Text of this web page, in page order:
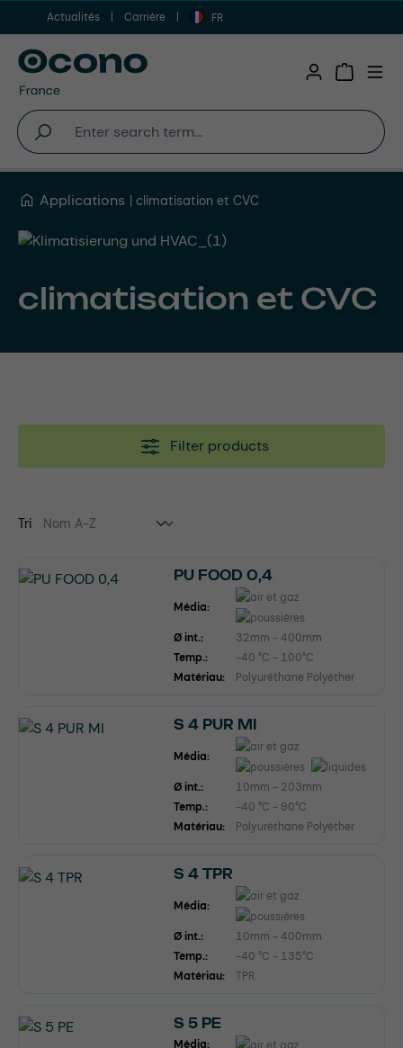
Aller au contenu principal
Actualités Carrière FR
Applications climatisation et CVC
climatisation et CVC
Filter products
Tri
PU FOOD 0,4
Média:
Ø int.:
32mm - 400mm
Temp.:
-40 °C - 100°C
Matériau:
Polyuréthane Polyéther
S 4 PUR MI
Média:
Ø int.:
10mm - 203mm
Temp.:
-40 °C - 90°C
Matériau:
Polyuréthane Polyéther
S 4 TPR
Média:
Ø int.:
10mm - 400mm
Temp.:
-40 °C - 135°C
Matériau:
TPR
S 5 PE
Média: